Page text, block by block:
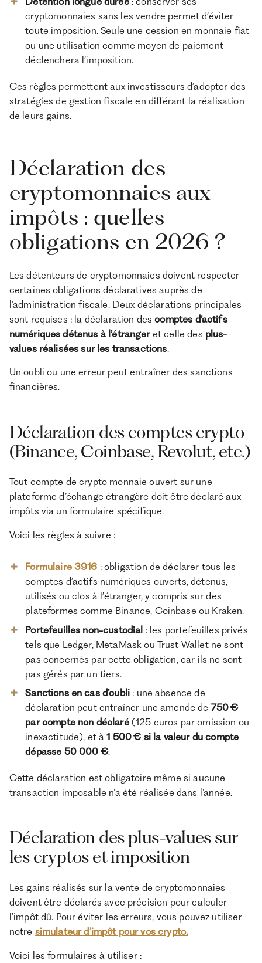
cryptomonnaies sans les vendre permet d’éviter
toute imposition. Seule une cession en monnaie fiat
ou une utilisation comme moyen de paiement
déclenchera l’imposition.
Ces règles permettent aux investisseurs d’adopter des
stratégies de gestion fiscale en différant la réalisation
de leurs gains.
Déclaration des
cryptomonnaies aux
impôts : quelles
obligations en 2026 ?
Les détenteurs de cryptomonnaies doivent respecter
certaines obligations déclaratives auprès de
l’administration fiscale. Deux déclarations principales
sont requises : la déclaration descomptes d’actifs
numériques détenus à l’étrangeret celle des plus-
values réalisées sur les transactions.
Un oubli ou une erreur peut entraîner des sanctions
financières.
Déclaration des comptes crypto
(Binance, Coinbase, Revolut, etc.)
Tout compte de crypto monnaie ouvert sur une
plateforme d’échange étrangère doit être déclaré aux
impôts via un formulaire spécifique.
Voici les règles à suivre :
Formulaire 3916 : obligation de déclarer tous les
comptes d’actifs numériques ouverts, détenus,
utilisés ou clos à l’étranger, y compris sur des
plateformes comme Binance, Coinbase ou Kraken.
Portefeuilles non-custodial : les portefeuilles privés
tels que Ledger, MetaMask ou Trust Wallet ne sont
pas concernés par cette obligation, car ils ne sont
pas gérés par un tiers.
Sanctions en cas d’oubli : une absence de
déclaration peut entraîner une amende de 750 €
par compte non déclaré (125 euros par omission ou
inexactitude), et à1 500 € si la valeur du compte
dépasse 50 000 €.
Cette déclaration est obligatoire même si aucune
transaction imposable n’a été réalisée dans l’année.
Déclaration des plus-values sur
les cryptos et imposition
Les gains réalisés sur la vente de cryptomonnaies
doivent être déclarés avec précision pour calculer
l’impôt dû. Pour éviter les erreurs, vous pouvez utiliser
notre simulateur d’impôt pour vos crypto.
Voici les formulaires à utiliser :